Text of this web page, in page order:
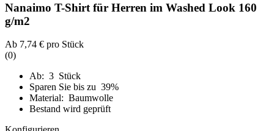
Nanaimo T-Shirt für Herren im Washed Look 160
g/m2
Ab 7,74 € pro Stück
(0)
Ab: 3 Stück
Sparen Sie bis zu 39%
Material: Baumwolle
Bestand wird geprüft